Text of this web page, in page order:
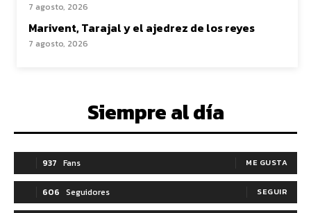
7 agosto, 2026
Marivent, Tarajal y el ajedrez de los reyes
7 agosto, 2026
Siempre al día
937 Fans ME GUSTA
606 Seguidores SEGUIR